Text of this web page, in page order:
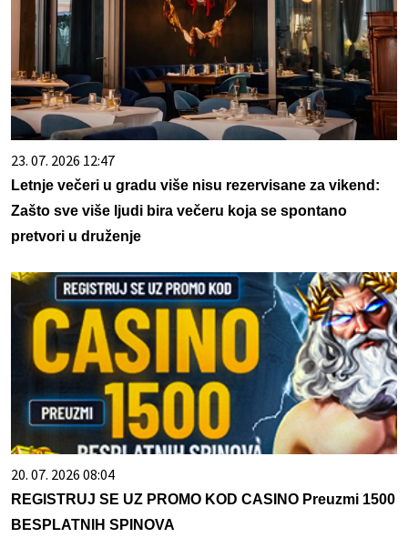
23. 07. 2026 12:47
Letnje večeri u gradu više nisu rezervisane za vikend:
Zašto sve više ljudi bira večeru koja se spontano
pretvori u druženje
20. 07. 2026 08:04
REGISTRUJ SE UZ PROMO KOD CASINO Preuzmi 1500
BESPLATNIH SPINOVA